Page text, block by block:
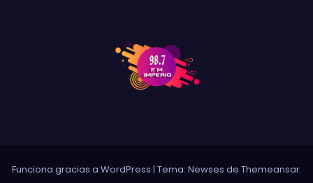
Funciona gracias a WordPress | Tema: Newses de Themeansar.